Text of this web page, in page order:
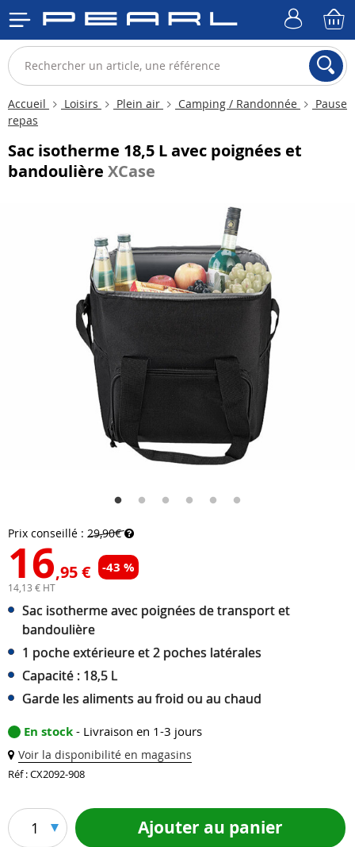
Accueil Loisirs Plein air Camping / Randonnée
Pause
repas
Sac isotherme 18,5 L avec poignées et
bandoulière XCase
Prix conseillé : 29,90€
16,95 € -43 %
14,13 € HT
Sac isotherme avec poignées de transport et
bandoulière
1 poche extérieure et 2 poches latérales
Capacité : 18,5 L
Garde les aliments au froid ou au chaud
En stock - Livraison en 1-3 jours
Voir la disponibilité en magasins
Réf : CX2092-908
1 Ajouter au panier